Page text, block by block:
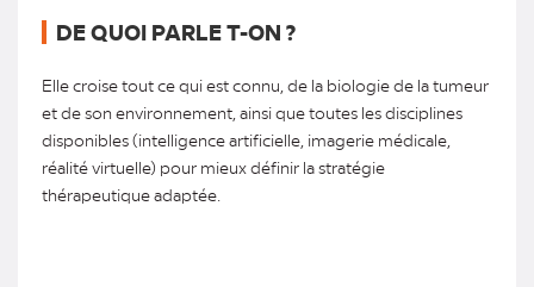
DE QUOI PARLE T-ON ?
Elle croise tout ce qui est connu, de la biologie de la tumeur
et de son environnement, ainsi que toutes les disciplines
disponibles (intelligence artificielle, imagerie médicale,
réalité virtuelle) pour mieux définir la stratégie
thérapeutique adaptée.